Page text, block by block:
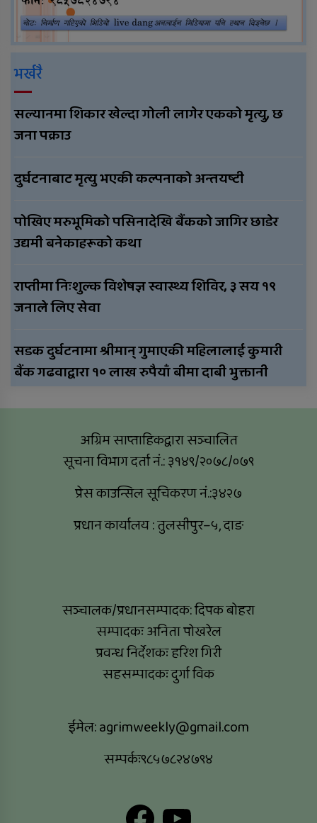
भर्खरै
सल्यानमा शिकार खेल्दा गोली लागेर एकको मृत्यु, छ
जना पक्राउ
दुर्घटनाबाट मृत्यु भएकी कल्पनाको अन्तयष्टी
पोखिए मरुभूमिको पसिनादेखि बैंकको जागिर छाडेर
उद्यमी बनेकाहरूको कथा
राप्तीमा निःशुल्क विशेषज्ञ स्वास्थ्य शिविर, ३ सय १९
जनाले लिए सेवा
सडक दुर्घटनामा श्रीमान् गुमाएकी महिलालाई कुमारी
बैंक गढवाद्वारा १० लाख रुपैयाँ बीमा दाबी भुक्तानी
अग्रिम साप्ताहिकद्वारा सञ्चालित
सूचना विभाग दर्ता नं.: ३१४९/२०७८/०७९
प्रेस काउन्सिल सूचिकरण नं.:३४२७
प्रधान कार्यालय : तुलसीपुर–५, दाङ
सञ्चालक/प्रधानसम्पादक: दिपक बोहरा
सम्पादकः अनिता पोखरेल
प्रवन्ध निर्देशकः हरिश गिरी
सहसम्पादकः दुर्गा विक
ईमेल:agrimweekly@gmail.com
सम्पर्कः९८५७८२४७९४
Facebook
YouTube